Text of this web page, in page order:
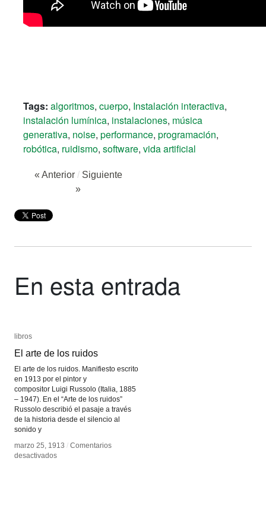
Tags: algoritmos, cuerpo, Instalación interactiva,
instalación lumínica, instalaciones, música
generativa, noise, performance, programación,
robótica, ruidismo, software, vida artificial
« Anterior / Siguiente
»
En esta entrada
libros
El arte de los ruidos
El arte de los ruidos. Manifiesto escrito
en 1913 por el pintor y
compositor Luigi Russolo (Italia, 1885
– 1947). En el “Arte de los ruidos”
Russolo describió el pasaje a través
de la historia desde el silencio al
sonido y
marzo 25, 1913 / Comentarios
desactivadosen
libros
El arte de los ruidos
marzo 25, 1913 / Comentarios
desactivadosen